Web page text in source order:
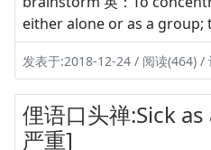
either alone or as a
发表于:2018-12-24 / 阅读(464) /
俚语口头禅:Sick
严重]